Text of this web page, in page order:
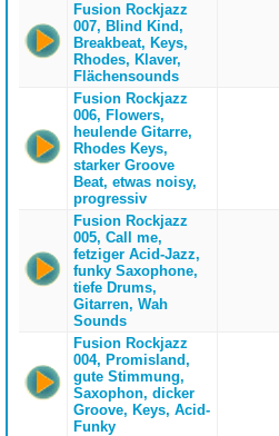
Fusion Rockjazz
007, Blind Kind,
Breakbeat, Keys,
Rhodes, Klaver,
Flächensounds
Fusion Rockjazz
006, Flowers,
heulende Gitarre,
Rhodes Keys,
starker Groove
Beat, etwas noisy,
progressiv
Fusion Rockjazz
005, Call me,
fetziger Acid-Jazz,
funky Saxophone,
tiefe Drums,
Gitarren, Wah
Sounds
Fusion Rockjazz
004, Promisland,
gute Stimmung,
Saxophon, dicker
Groove, Keys, Acid-
Funky